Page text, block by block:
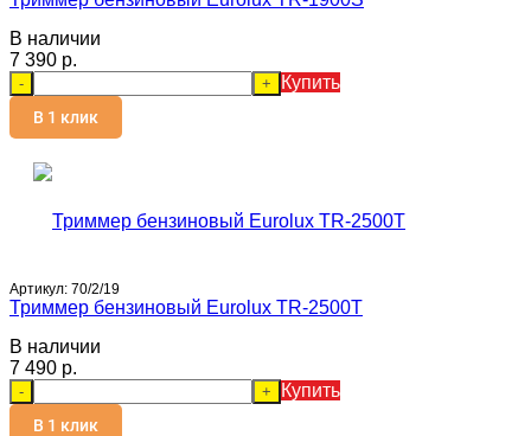
В наличии
7 390 p.
- + Купить
В 1 клик
Артикул: 70/2/19
Триммер бензиновый Eurolux TR-2500T
В наличии
7 490 p.
- + Купить
В 1 клик